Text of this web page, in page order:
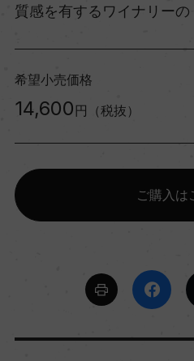
質感を有するワイナリーの
希望小売価格
14,600 円（税抜）
ご購入は